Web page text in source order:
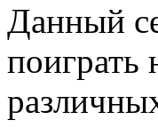
Данный
поиграть